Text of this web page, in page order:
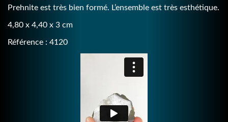
Prehnite est très bien formé. L’ensemble est très esthétique.
4,80 x 4,40 x 3 cm
Référence : 4120